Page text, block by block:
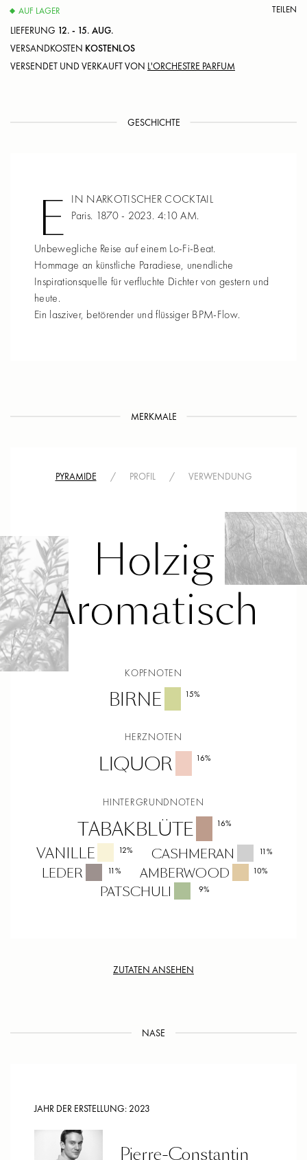
AUF LAGER TEILEN
LIEFERUNG 12. - 15. AUG.
VERSANDKOSTEN KOSTENLOS
VERSENDET UND VERKAUFT VON L'ORCHESTRE PARFUM
GESCHICHTE
E IN NARKOTISCHER COCKTAIL
Paris. 1870 - 2023. 4:10 AM.
Unbewegliche Reise auf einem Lo-Fi-Beat.
Hommage an künstliche Paradiese, unendliche
Inspirationsquelle für verfluchte Dichter von gestern und
heute.
Ein lasziver, betörender und flüssiger BPM-Flow.
MERKMALE
PYRAMIDE / PROFIL / VERWENDUNG
Holzig
Aromatisch
KOPFNOTEN
BIRNE 15%
HERZNOTEN
LIQUOR 16%
HINTERGRUNDNOTEN
TABAKBLÜTE 16%
VANILLE 12% CASHMERAN 11%
LEDER 11% AMBERWOOD 10%
PATSCHULI 9%
ZUTATEN ANSEHEN
NASE
JAHR DER ERSTELLUNG: 2023
Pierre-Constantin